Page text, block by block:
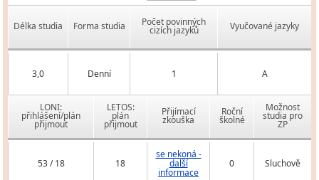
Délka studia Forma studia Počet povinných
cizích jazyků Vyučované jazyky
3,0 Denní 1 A
LONI:
přihlášení/plán
přijmout
LETOS:
plán
přijmout
Přijímací
zkouška
Roční
školné
Možnost
studia pro
ZP
53 / 18 18
se nekoná -
další
informace
0 Sluchově